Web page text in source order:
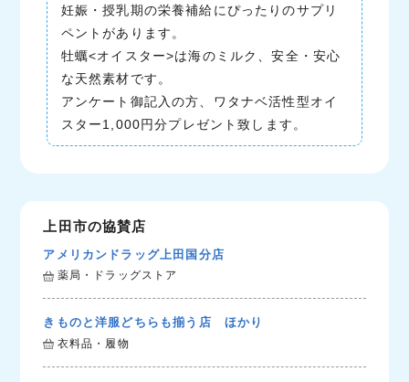
妊娠・授乳期の栄養補給にぴったりのサプリ
ペントがあります。
牡蠣<オイスター>は海のミルク、安全・安心
な天然素材です。
アンケート御記入の方、ワタナベ活性型オイ
スター1,000円分プレゼント致します。
上田市の協賛店
アメリカンドラッグ上田国分店
薬局・ドラッグストア
きものと洋服どちらも揃う店 ほかり
衣料品・履物